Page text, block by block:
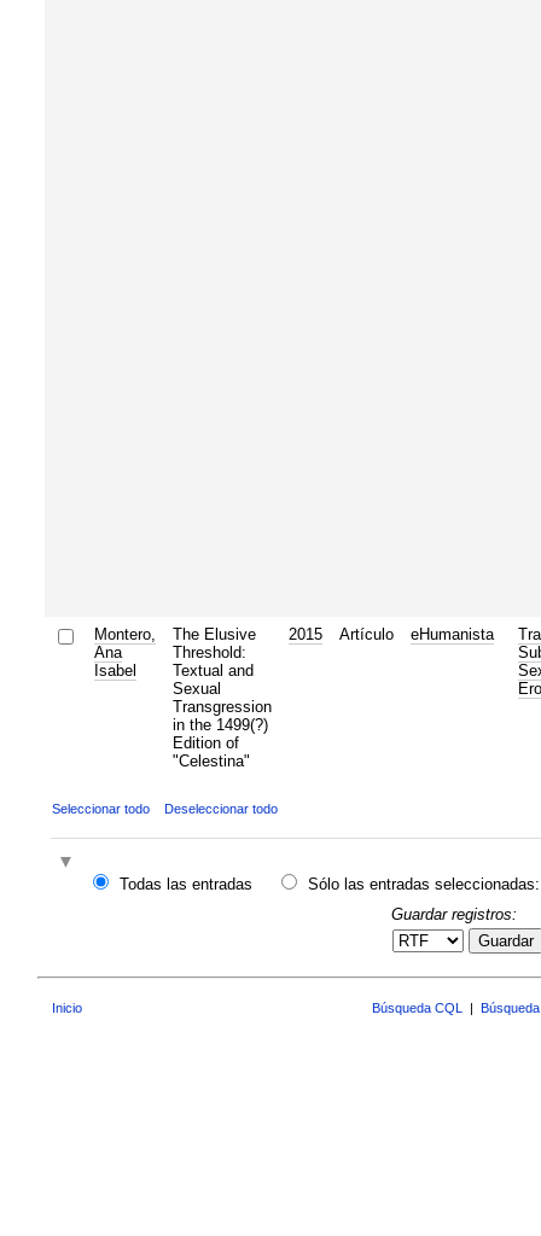
Montero,
Ana
Isabel
The Elusive
Threshold:
Textual and
Sexual
Transgression
in the 1499(?)
Edition of
"Celestina"
2015 Artículo eHumanista
Seleccionar todo Deseleccionar todo
Todas las entradas
Sólo las entradas seleccionadas:
Guardar registros:
Guardar
Inicio Búsqueda CQL